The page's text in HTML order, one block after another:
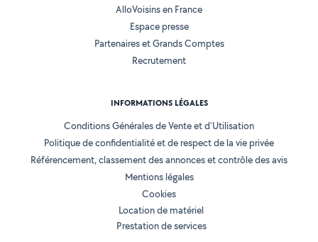
AlloVoisins en France
Espace presse
Partenaires et Grands Comptes
Recrutement
INFORMATIONS LÉGALES
Conditions Générales de Vente et d'Utilisation
Politique de confidentialité et de respect de la vie privée
Référencement, classement des annonces et contrôle des avis
Mentions légales
Cookies
Location de matériel
Prestation de services